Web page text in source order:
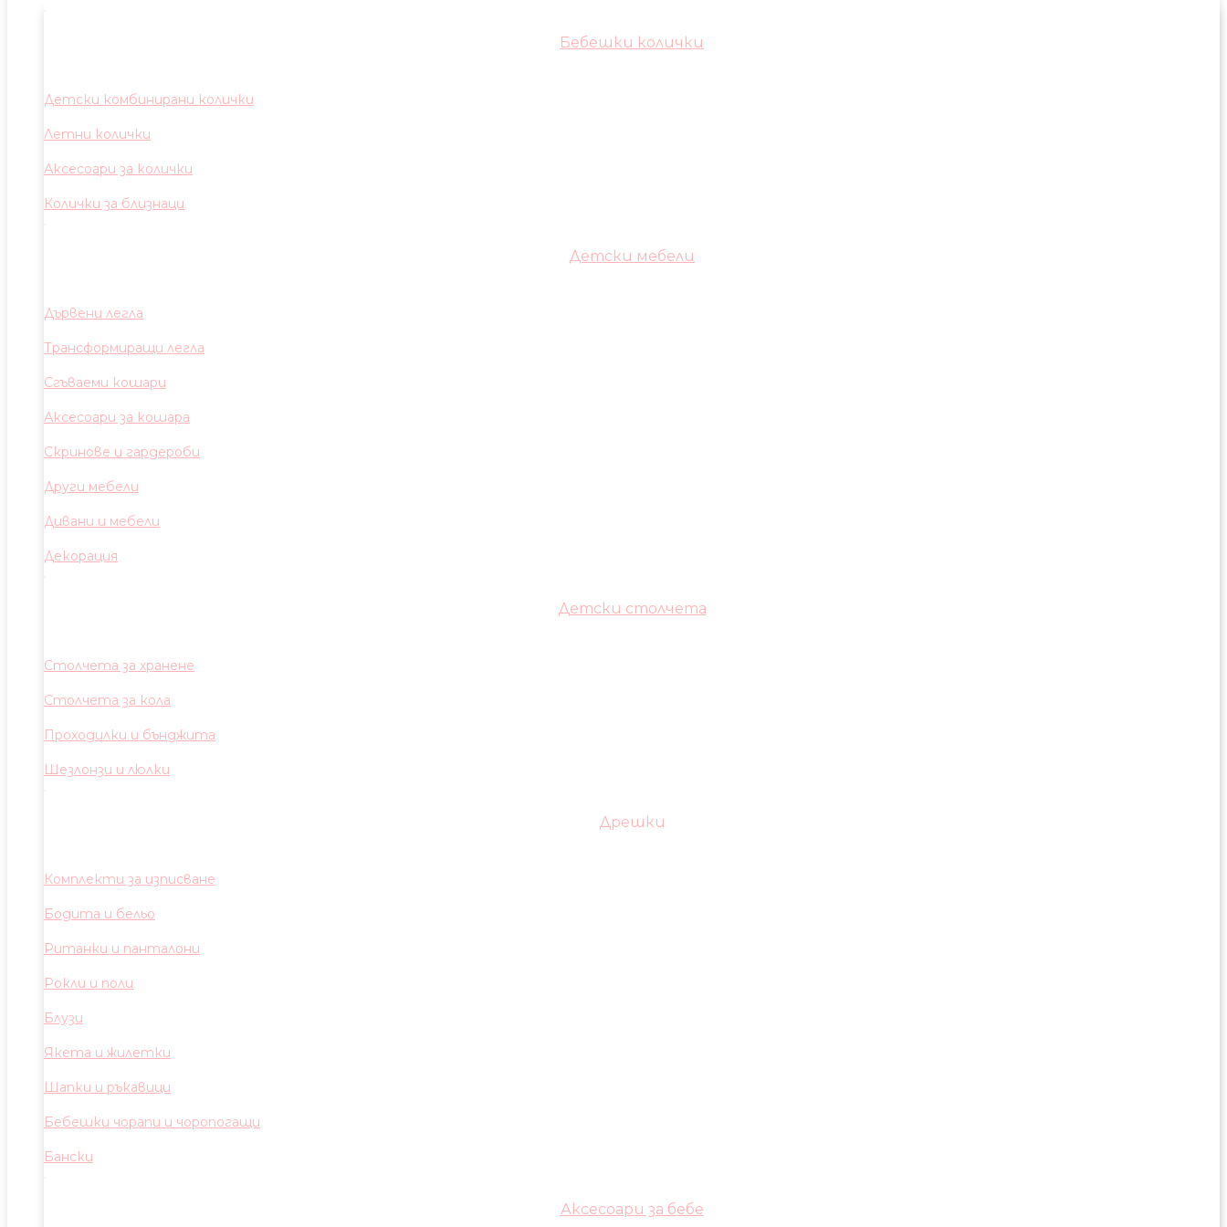
Бебешки колички
Детски комбинирани колички
Летни колички
Аксесоари за колички
Колички за близнаци
Детски мебели
Дървени легла
Трансформиращи легла
Сгъваеми кошари
Аксесоари за кошара
Скринове и гардероби
Други мебели
Дивани и мебели
Декорация
Детски столчета
Столчета за хранене
Столчета за кола
Проходилки и бънджита
Шезлонзи и люлки
Дрешки
Комплекти за изписване
Бодита и бельо
Ританки и панталони
Рокли и поли
Блузи
Якета и жилетки
Шапки и ръкавици
Бебешки чорапи и чоропогащи
Бански
Аксесоари за бебе